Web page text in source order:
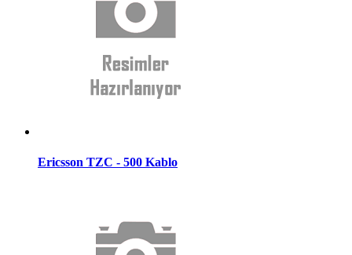
Ericsson TZC - 500 Kablo